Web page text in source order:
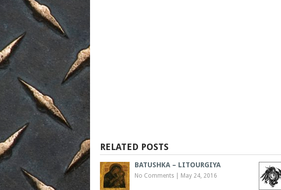
RELATED POSTS
BATUSHKA – LITOURGIYA
No Comments May 24, 2016